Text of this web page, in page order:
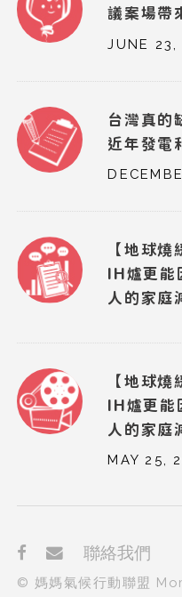
議案場帶
JUNE 23,
台灣真的
近年發電
【地球
IH爐更能
人的家庭
【地球
IH爐更能
人的家庭
MAY 25,
聯絡我們
© 媽媽氣候行動聯盟